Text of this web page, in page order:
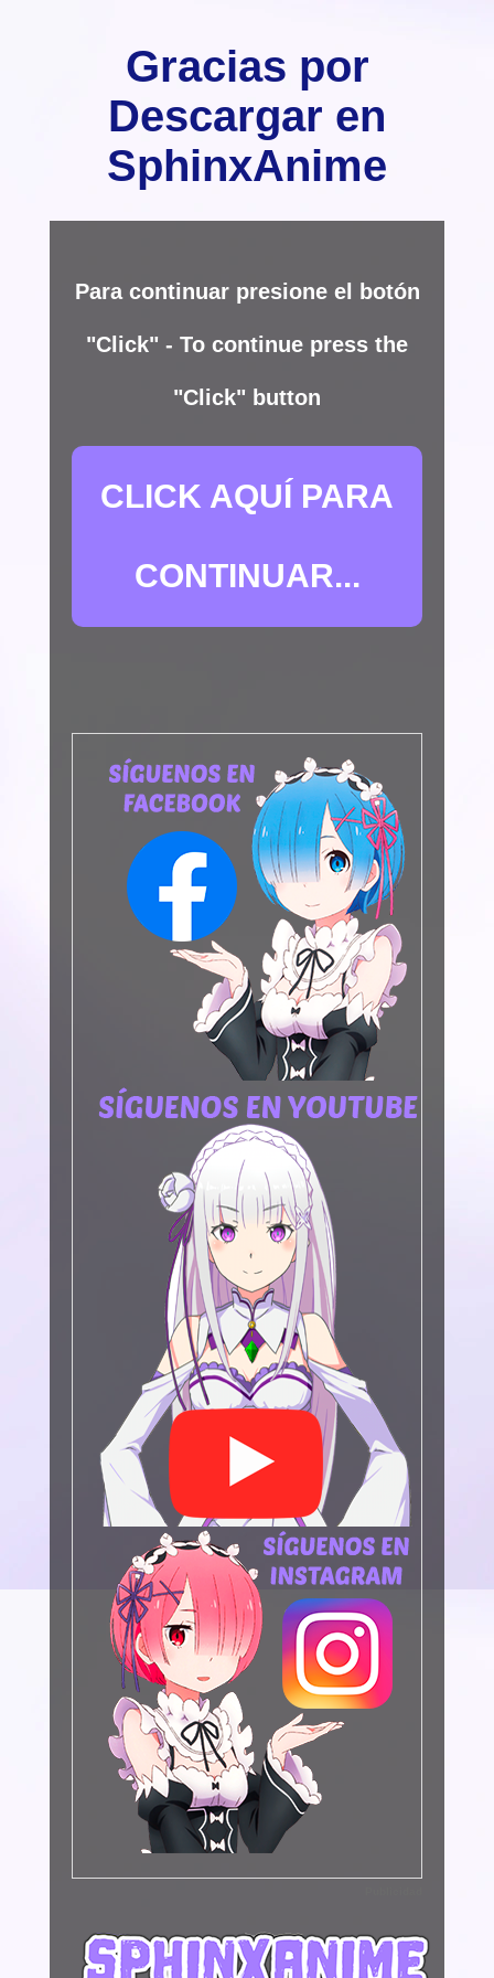
Gracias por
Descargar en
SphinxAnime
Para continuar presione el botón
"Click" - To continue press the
"Click" button
CLICK AQUÍ PARA
CONTINUAR...